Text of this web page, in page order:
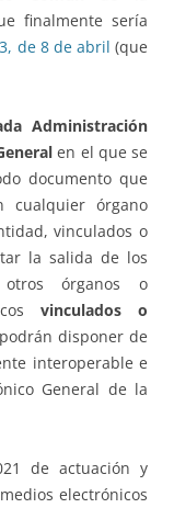
finalmente sería
de 8 de abril (que
Administración
en el que se
documento que
cualquier órgano
vinculados o
la salida de los
órganos o
vinculados o
disponer de
interoperable e
General de la
de actuación y
electrónicos